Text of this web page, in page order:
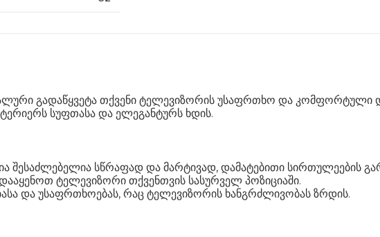
გადაწყვეტა თქვენი ტელევიზორის უსაფრთხო და კომფორტული
სუფთასა და ელეგანტურს ხდის.
შესაძლებელია სწრაფად და მარტივად, დამატებითი სირთულეების
ტელევიზორი თქვენთვის სასურველ პოზიციაში.
და უსაფრთხოებას, რაც ტელევიზორის ხანგრძლივობას ზრდის.